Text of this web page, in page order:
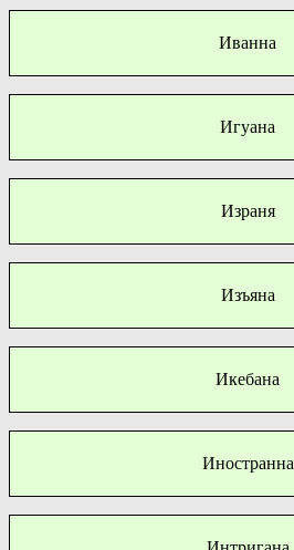
Иванна
Игуана
Израня
Изъяна
Икебана
Иностранна